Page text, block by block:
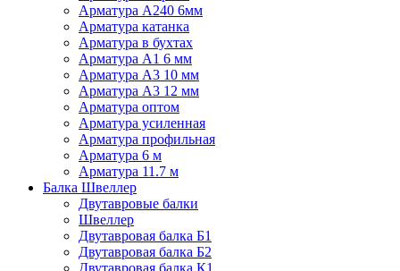
Арматура А240 6мм
Арматура катанка
Арматура в бухтах
Арматура А1 6 мм
Арматура А3 10 мм
Арматура А3 12 мм
Арматура оптом
Арматура усиленная
Арматура профильная
Арматура 6 м
Арматура 11.7 м
Балка Швеллер
Двутавровые балки
Швеллер
Двутавровая балка Б1
Двутавровая балка Б2
Двутавровая балка К1